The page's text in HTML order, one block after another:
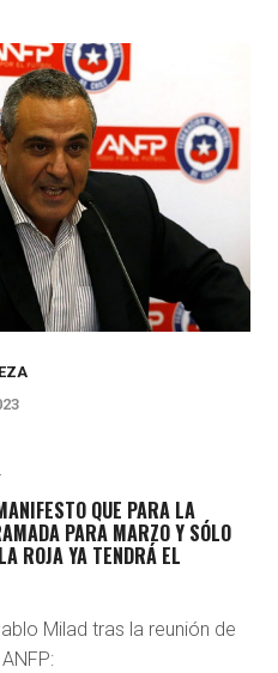
QUE PARA LA
PARA MARZO Y SÓLO
ROJA YA TENDRÁ EL
Milad tras la reunión de